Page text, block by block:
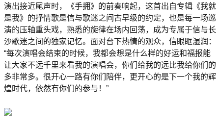
演出接近尾声时，《手拥》的前奏响起，这首出自专辑《我就
是我》的抒情歌是信与歌迷之间古早级的约定，也是每一场巡
演的压轴重头戏，熟悉的旋律在场内回荡，成为专属于信与长
沙歌迷之间的独家记忆。面对台下热情的观众，信眼眶湿润：
“每次演唱会结束的时候，我都会想是什么样的好运和福报能
让大家不远千里来看我的演唱会，你们给我的远比我给你们的
多非常多。很开心一路有你们陪伴，更开心的是下一个我的辉
煌时代，依然有你们的参与！”